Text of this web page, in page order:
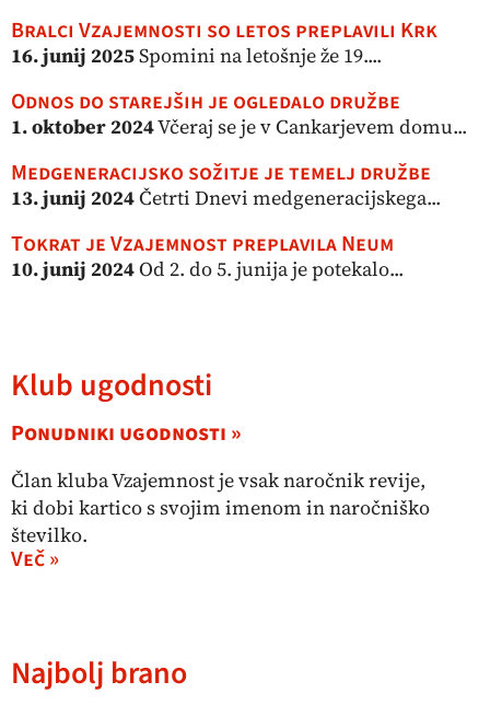
Bralci Vzajemnosti so letos preplavili Krk
16. junij 2025Spomini na letošnje že 19....
Odnos do starejših je ogledalo družbe
1. oktober 2024Včeraj se je v Cankarjevem domu...
Medgeneracijsko sožitje je temelj družbe
13. junij 2024Četrti Dnevi medgeneracijskega...
Tokrat je Vzajemnost preplavila Neum
10. junij 2024Od 2. do 5. junija je potekalo...
Klub ugodnosti
Ponudniki ugodnosti »
Član kluba Vzajemnost je vsak naročnik revije,
ki dobi kartico s svojim imenom in naročniško
številko.
Več »
Najbolj brano